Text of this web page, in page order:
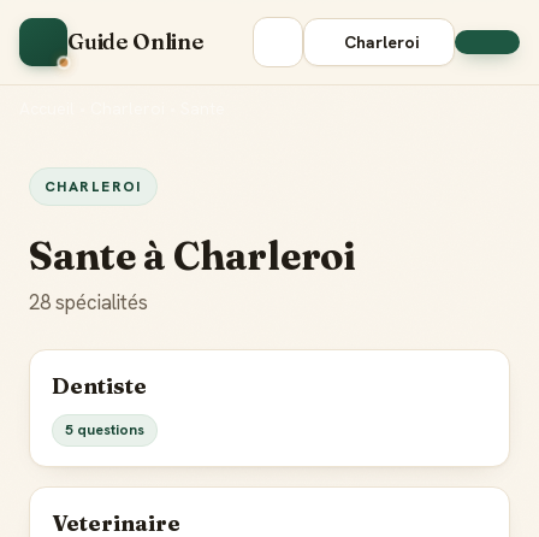
Guide Online Charleroi
CHARLEROI
Sante à Charleroi
28 spécialités
Dentiste
5 questions
Veterinaire